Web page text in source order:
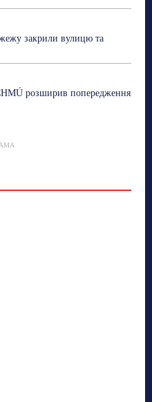
закрили вулицю та
розширив попередження